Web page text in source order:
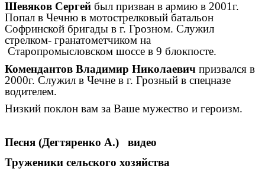
Шевяков Сергей был призван в армию в 2001г.
Попал в Чечню в мотострелковый батальон
Софринской бригады в г. Грозном. Служил
стрелком- гранатометчиком на
Старопромысловском шоссе в 9 блокпосте.
Комендантов Владимир Николаевич призвался в
2000г. Служил в Чечне в г. Грозный в спецназе
водителем.
Низкий поклон вам за Ваше мужество и героизм.
Песня (Дегтяренко А.) видео
Труженики сельского хозяйства